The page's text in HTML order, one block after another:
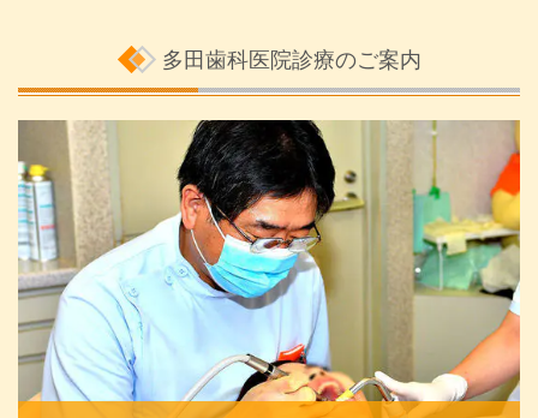
多田歯科医院診療のご案内